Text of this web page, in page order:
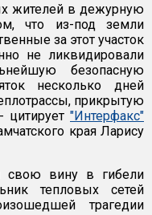
жителей в дежурную
что из-под земли
за этот участок
не ликвидировали
безопасную
несколько дней
прикрытую
"Интерфакс"
края Ларису
свою вину в гибели
тепловых сетей
трагедии